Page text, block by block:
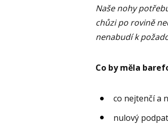
Naše nohy
chůzi po rovině
nenabudí k
Co by měla
co nejtenčí a
nulový